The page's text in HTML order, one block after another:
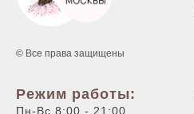
© Все права защищены
Режим работы:
Пн-Вс 8:00 - 21:00